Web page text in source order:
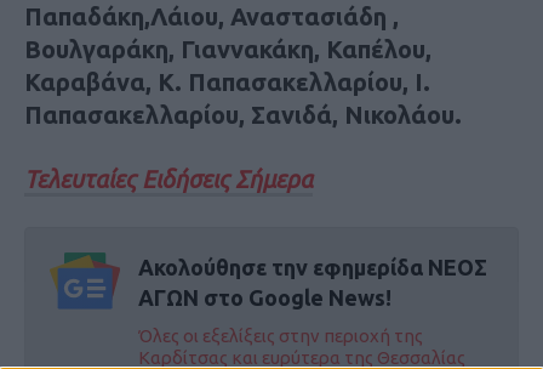
Παπαδάκη,Λάιου, Αναστασιάδη ,
Βουλγαράκη, Γιαννακάκη, Καπέλου,
Καραβάνα, Κ. Παπασακελλαρίου, Ι.
Παπασακελλαρίου, Σανιδά, Νικολάου.
Τελευταίες Ειδήσεις Σήμερα
Ακολούθησε την εφημερίδα ΝΕΟΣ
ΑΓΩΝ στο Google News!
Όλες οι εξελίξεις στην περιοχή της
Καρδίτσας και ευρύτερα της Θεσσαλίας